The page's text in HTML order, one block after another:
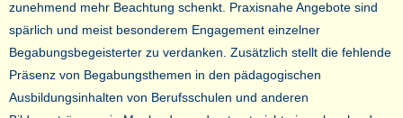
zunehmend mehr Beachtung schenkt. Praxisnahe Angebote sind
spärlich und meist besonderem Engagement einzelner
Begabungsbegeisterter zu verdanken. Zusätzlich stellt die fehlende
Präsenz von Begabungsthemen in den pädagogischen
Ausbildungsinhalten von Berufsschulen und anderen